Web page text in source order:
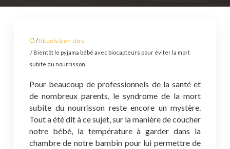
/ Rituels bien-être
/ Bientôt le pyjama bébé avec biocapteurs pour éviter la mort
subite du nourrisson
Pour beaucoup de professionnels de la santé et
de nombreux parents, le syndrome de la mort
subite du nourrisson reste encore un mystère.
Tout a été dit à ce sujet, sur la manière de coucher
notre bébé, la température à garder dans la
chambre de notre bambin pour lui permettre de